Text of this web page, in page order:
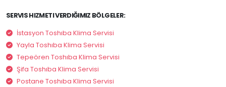
SERVIS HIZMETI VERDIĞIMIZ BÖLGELER:
İstasyon Toshıba Klima Servisi
Yayla Toshıba Klima Servisi
Tepeören Toshıba Klima Servisi
Şifa Toshıba Klima Servisi
Postane Toshıba Klima Servisi